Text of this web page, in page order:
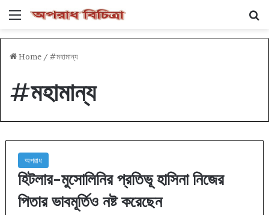
Menu
Home / #মহামান্য
#মহামান্য
অপরাধ
হিটলার-মুসোলিনির প্রতিভূ হাসিনা নিজের
পিতার ভাবমূর্তিও নষ্ট করেছেন